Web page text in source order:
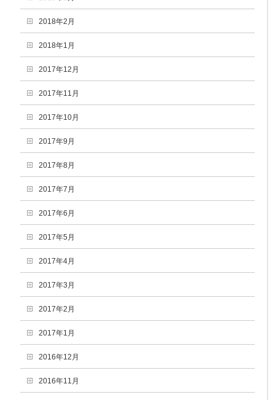
2018年2月
2018年1月
2017年12月
2017年11月
2017年10月
2017年9月
2017年8月
2017年7月
2017年6月
2017年5月
2017年4月
2017年3月
2017年2月
2017年1月
2016年12月
2016年11月